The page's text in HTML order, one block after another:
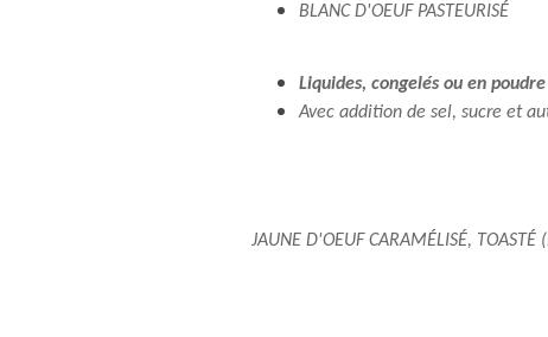
BLANC D'OEUF PASTEURISÉ
Liquides, congelés ou en poudre
Avec addition de sel, sucre et
JAUNE D'OEUF CARAMÉLISÉ,